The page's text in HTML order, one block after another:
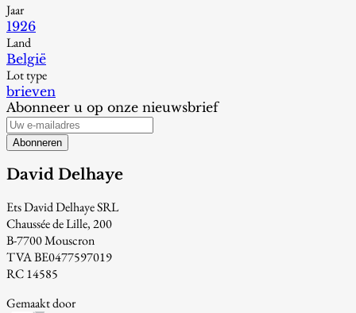
Jaar
1926
Land
België
Lot type
brieven
Abonneer u op onze nieuwsbrief
Abonneren
David Delhaye
Ets David Delhaye SRL
Chaussée de Lille, 200
B-7700 Mouscron
TVA BE0477597019
RC 14585
Gemaakt door